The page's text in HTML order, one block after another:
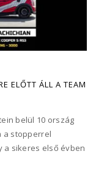
ELŐTT ÁLL A TEAM
belül 10 ország
a stopperrel
a sikeres első évben